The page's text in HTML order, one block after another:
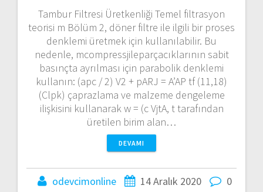
Tambur Filtresi Üretkenliği Temel filtrasyon
teorisi m Bölüm 2, döner filtre ile ilgili bir proses
denklemi üretmek için kullanılabilir. Bu
nedenle, mcompressjileparçacıklarının sabit
basınçta ayrılması için parabolik denklemi
kullanın: (apc / 2) V2 + pARJ = A’AP tf (11,18)
(Clpk) çaprazlama ve malzeme dengeleme
ilişkisini kullanarak w = (c VjtA, t tarafından
üretilen birim alan…
DEVAMI
odevcimonline 14 Aralık 2020 0